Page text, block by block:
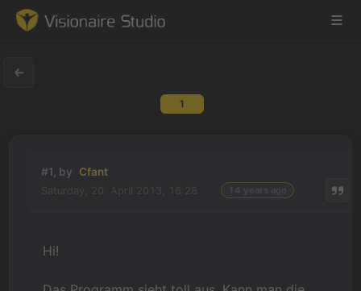
Learning
News & Stories
1
#1, by Cfant
Hi!